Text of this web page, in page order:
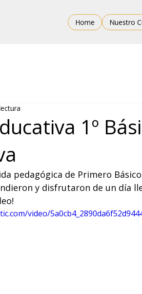
Home Nuestro
1º
pedagógica de Primero
y disfrutaron de un día
video/